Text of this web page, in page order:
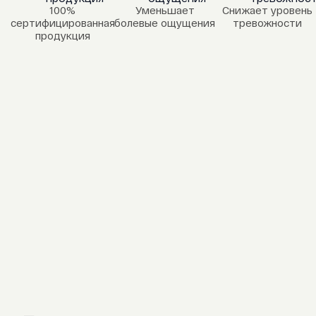
100%
сертифицированная
продукция
Уменьшает
болевые ощущения
Снижает уровень
тревожности